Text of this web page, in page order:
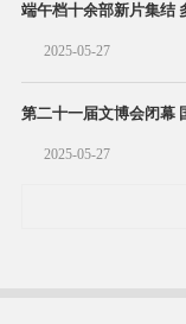
端午档十余部新片集结
2025-05-27
第二十一届文博会闭幕
2025-05-27